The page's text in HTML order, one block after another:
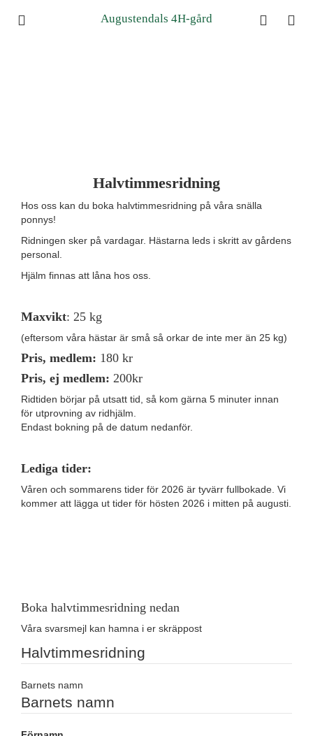
Augustendals 4H-gård
Halvtimmesridning
Hos oss kan du boka halvtimmesridning på våra snälla
ponnys!
Ridningen sker på vardagar. Hästarna leds i skritt av gårdens
personal.
Hjälm finnas att låna hos oss.
Maxvikt: 25 kg
(eftersom våra hästar är små så orkar de inte mer än 25 kg)
Pris, medlem: 180 kr
Pris, ej medlem: 200kr
Ridtiden börjar på utsatt tid, så kom gärna 5 minuter innan
för utprovning av ridhjälm.
Endast bokning på de datum nedanför.
Lediga tider:
Våren och sommarens tider för 2026 är tyvärr fullbokade. Vi
kommer att lägga ut tider för hösten 2026 i mitten på augusti.
Boka halvtimmesridning nedan
Våra svarsmejl kan hamna i er skräppost
Halvtimmesridning
Barnets namn
Barnets namn